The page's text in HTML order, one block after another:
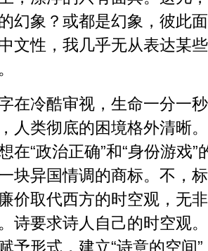
幻象？或都是幻象，彼此
文性，我几乎无从表达某
在冷酷审视，生命一分一
人类彻底的困境格外清晰
在“政治正确”和“身份游戏
块异国情调的商标。不，
价取代西方的时空观，无
诗要求诗人自己的时空观
予形式，建立“诗意的空间